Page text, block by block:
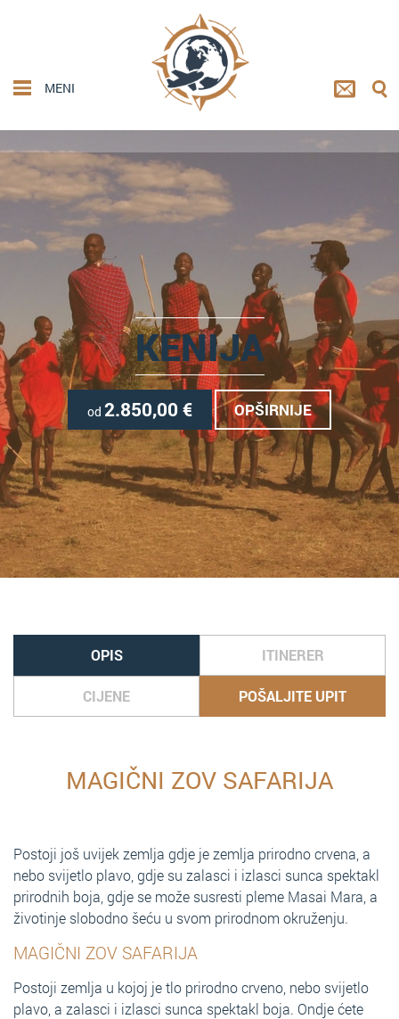
MENI
KENIJA
od 2.850,00 € OPŠIRNIJE
OPIS ITINERER
CIJENE POŠALJITE UPIT
MAGIČNI ZOV SAFARIJA
Postoji još uvijek zemlja gdje je zemlja prirodno crvena, a
nebo svijetlo plavo, gdje su zalasci i izlasci sunca spektakl
prirodnih boja, gdje se može susresti pleme Masai Mara, a
životinje slobodno šeću u svom prirodnom okruženju.
MAGIČNI ZOV SAFARIJA
Postoji zemlja u kojoj je tlo prirodno crveno, nebo svijetlo
plavo, a zalasci i izlasci sunca spektakl boja. Ondje ćete